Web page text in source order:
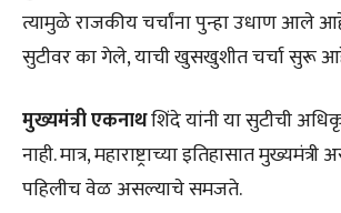
त्यामुळे राजकीय चर्चांना पुन्हा उधाण आले
सुटीवर का गेले, याची खुसखुशीत चर्चा सुरू
मुख्यमंत्री एकनाथशिंदे यांनी या सुटीची
नाही. मात्र, महाराष्ट्राच्या इतिहासात
पहिलीच वेळ असल्याचे समजते.